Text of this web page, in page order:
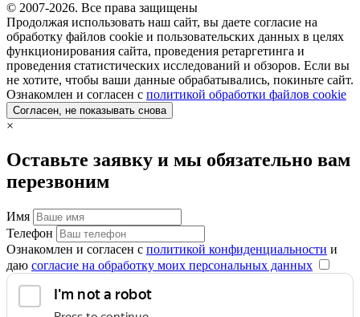
© 2007-2026. Все права защищены
Продолжая использовать наш сайт, вы даете согласие на
обработку файлов cookie и пользовательских данных в целях
функционирования сайта, проведения ретаргетинга и
проведения статистических исследований и обзоров. Если вы
не хотите, чтобы ваши данные обрабатывались, покиньте сайт.
Ознакомлен и согласен с политикой обработки файлов cookie
Согласен, не показывать снова
×
Оставьте заявку и мы обязательно вам
перезвоним
Имя
Телефон
Ознакомлен и согласен с политикой конфиденциальности и
даю согласие на обработку моих персональных данных